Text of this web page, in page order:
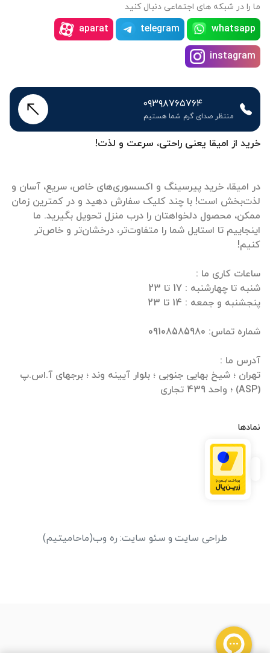
خرید از امیقا یعنی راحتی، سرعت و لذت!
در امیقا، خرید پیرسینگ و اکسسوری‌های خاص، سریع، آسان و
لذت‌بخش است! با چند کلیک سفارش دهید و در کمترین زمان
ممکن، محصول دلخواهتان را درب منزل تحویل بگیرید. ما
اینجاییم تا استایل شما را متفاوت‌تر، درخشان‌تر و خاص‌تر
تهران ؛ شیخ بهایی جنوبی ؛ بلوار آیینه وند ؛ برجهای آ.اس.پ
(ASP) ؛ واحد 439 تجاری
نمادها
ما را در شبکه های اجتماعی دنبال کنید
whatsapp
telegram
aparat
instagram
۰۹۳۹۸۷۶۵۷۶۴
منتظر صدای گرم شما هستیم
طراحی سایت و سئو سایت: ره وب(ماحامیتیم)